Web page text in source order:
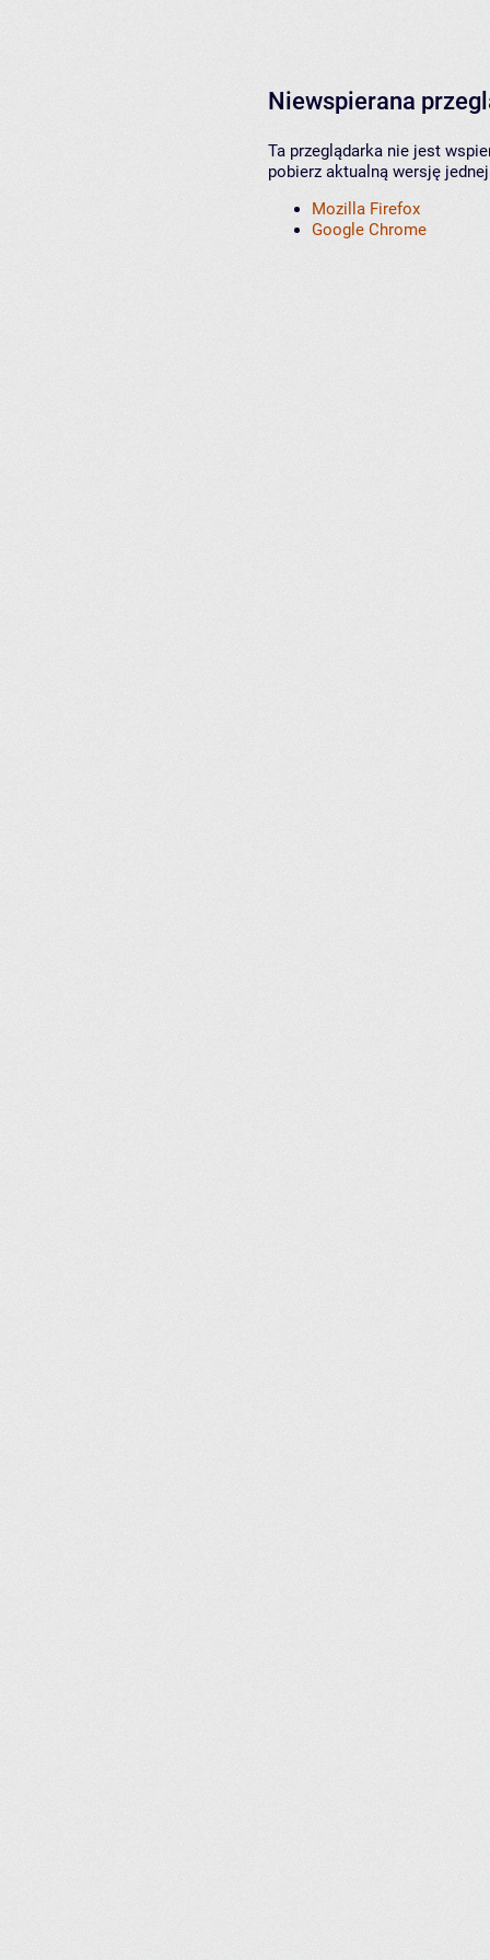
Niewspierana
Ta przeglądarka nie jest
pobierz aktualną wersję
Mozilla Firefox
Google Chrome